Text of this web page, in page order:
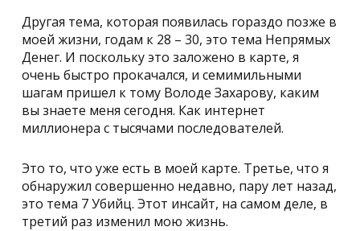
Другая тема, которая появилась гораздо позже в
моей жизни, годам к 28 – 30, это тема Непрямых
Денег. И поскольку это заложено в карте, я
очень быстро прокачался, и семимильными
шагам пришел к тому Володе Захарову, каким
вы знаете меня сегодня. Как интернет
миллионера с тысячами последователей.
Это то, что уже есть в моей карте. Третье, что я
обнаружил совершенно недавно, пару лет назад,
это тема 7 Убийц. Этот инсайт, на самом деле, в
третий раз изменил мою жизнь.